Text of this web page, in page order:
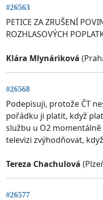
#26563
PETICE ZA ZRUŠENÍ
ROZHLASOVÝCH
Klára Mlynáriková
#26568
Podepisuji, protože ČT
pořádku ji platit, když
službu u O2
televizi zvýhodňovat,
Tereza Chachulová
#26577